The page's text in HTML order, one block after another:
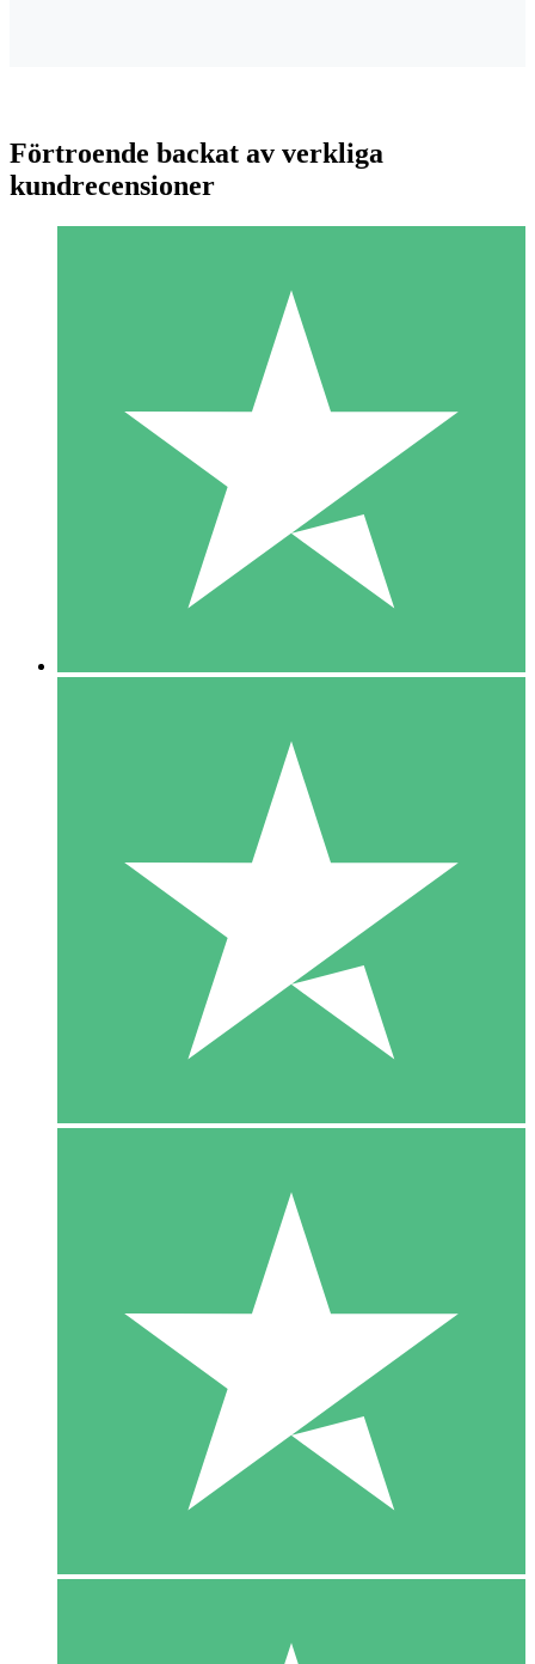
Individuella Kreditpaket
Betala per användning med nedladdningskrediter. Inget
1 Nedladdningar
10 00
10 Nedladdningar
20 00
Förtroende backat av verkliga
kundrecensioner